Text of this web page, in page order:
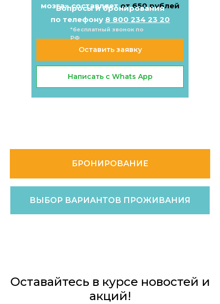
Написать с Whats App
мозга» составляет от 650 рублей
Вопросы и бронирования
по телефону 8 800 234 23 20
Оставить заявку
*бесплатный звонок по
РФ
БРОНИРОВАНИЕ
ВЫБОР ВАРИАНТОВ ПРОЖИВАНИЯ
Оставайтесь в курсе новостей и
акций!